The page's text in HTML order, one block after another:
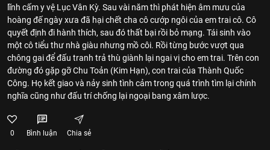
lĩnh cấm y vệ Lục Vân Kỳ. Sau vài năm thì phát hiện âm mưu của
hoàng đế ngày xưa đã hại chết cha cô cướp ngôi của em trai cô. Cô
quyết định đi hành thích, sau đó thất bại rồi bỏ mạng. Tái sinh vào
một cô tiểu thư nhà giàu nhưng mồ côi. Rồi từng bước vượt qua
chông gai để đấu tranh trả thù giành lại ngai vị cho em trai. Trên con
đường đó gặp gỡ Chu Toản (Kim Hạn), con trai của Thành Quốc
Công. Họ kết giao và nảy sinh tình cảm trong quá trình tìm lại chính
nghĩa cũng như đấu trí chống lại ngoại bang xâm lược.
0 Bình luận Chia sẻ